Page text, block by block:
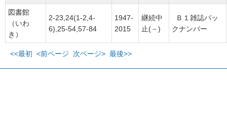
図書館
（いわ
き）
2-23,24(1-2,4-
6),25-54,57-84
1947-
2015
継続中
止(－)
Ｂ１雑誌バッ
クナンバー
<<最初 <前ページ 次ページ> 最後>>